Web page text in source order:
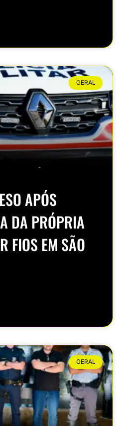
GERAL
APÓS
DA PRÓPRIA
FIOS EM SÃO
GERAL